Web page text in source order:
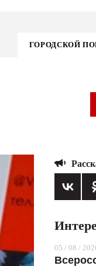
ГОРОДСКОЙ
05 / 08 /